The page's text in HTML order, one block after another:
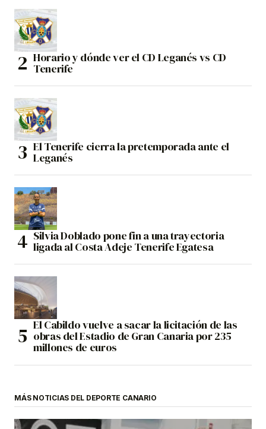
Horario y dónde ver el CD Leganés vs CD
Tenerife
El Tenerife cierra la pretemporada ante el
Leganés
Silvia Doblado pone fin a una trayectoria
ligada al Costa Adeje Tenerife Egatesa
El Cabildo vuelve a sacar la licitación de las
obras del Estadio de Gran Canaria por 235
millones de euros
MÁS NOTICIAS DEL DEPORTE CANARIO